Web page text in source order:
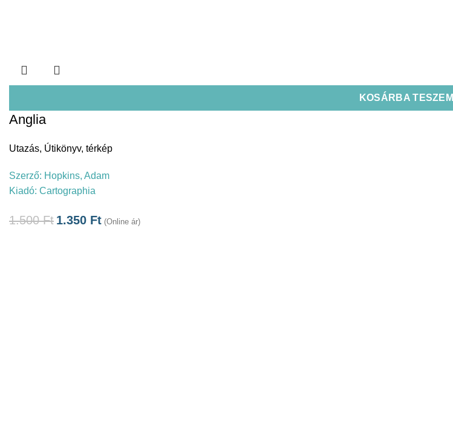
KOSÁRBA TESZEM
Anglia
Utazás, Útikönyv, térkép
Szerző: Hopkins, Adam
Kiadó: Cartographia
1.500Ft 1.350 Ft (Online ár)